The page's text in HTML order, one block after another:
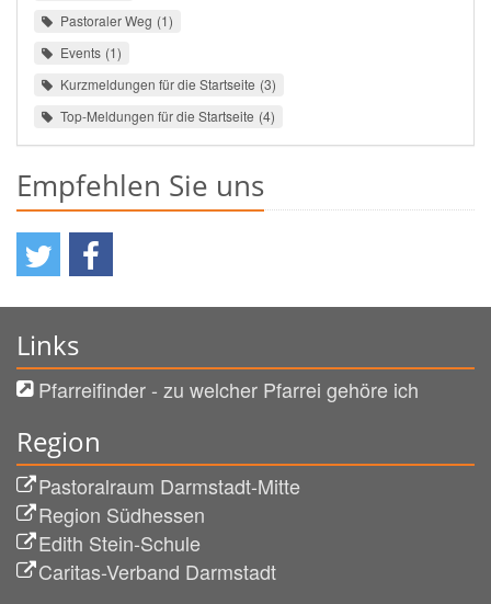
Pastoraler Weg 1
Events 1
Kurzmeldungen für die Startseite 3
Top-Meldungen für die Startseite 4
Empfehlen Sie uns
Links
Pfarreifinder - zu welcher Pfarrei gehöre ich
Region
Pastoralraum Darmstadt-Mitte
Region Südhessen
Edith Stein-Schule
Caritas-Verband Darmstadt